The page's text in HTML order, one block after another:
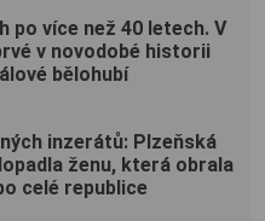
po více než 40 letech. V
v novodobé historii
bělohubí
inzerátů: Plzeňská
ženu, která obrala
celé republice